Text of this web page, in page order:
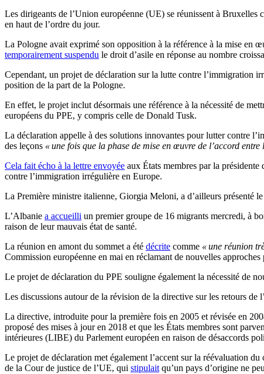
Les dirigeants de l’Union européenne (UE) se réunissent à
en haut de l’ordre du jour.
La Pologne avait exprimé son opposition à la référence à la mise en
temporairement suspendu le droit d’asile en réponse au nombre
Cependant, un projet de déclaration sur la lutte contre l’immigration
position de la part de la Pologne.
En effet, le projet inclut désormais une référence à la nécessité de
européens du PPE, y compris celle de Donald Tusk.
La déclaration appelle à des solutions innovantes pour lutter contre
des leçons « une fois que la phase de mise en œuvre de l’accord entre
Cela fait écho à la lettre envoyée aux États membres par la
contre l’immigration irrégulière en Europe.
La Première ministre italienne, Giorgia Meloni, a d’ailleurs présenté
L’Albanie a accueilli un premier groupe de 16 migrants mercredi, à
raison de leur mauvais état de santé.
La réunion en amont du sommet a été décrite comme « une réunion
Commission européenne en mai en réclamant de nouvelles
Le projet de déclaration du PPE souligne également la nécessité de
Les discussions autour de la révision de la directive sur les retours de
La directive, introduite pour la première fois en 2005 et révisée en
proposé des mises à jour en 2018 et que les États membres sont
intérieures (LIBE) du Parlement européen en raison de désaccords
Le projet de déclaration met également l’accent sur la réévaluation du
de la Cour de justice de l’UE, qui stipulait qu’un pays d’origine ne